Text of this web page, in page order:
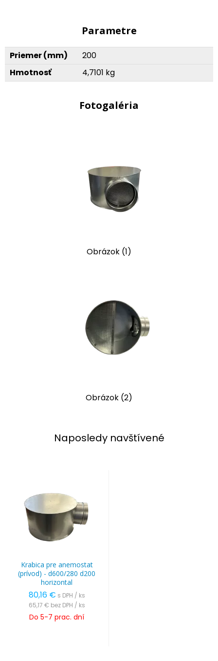
Parametre
Priemer (mm)
200
Hmotnosť
4,7101 kg
Fotogaléria
Obrázok (1)
Obrázok (2)
Naposledy navštívené
Krabica pre anemostat
(prívod) - d600/280 d200
horizontal
80,16 € s DPH / ks
65,17 € bez DPH / ks
Do 5-7 prac. dní